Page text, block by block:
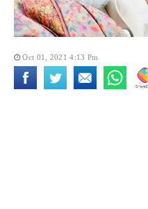
Oct 01, 2021 4:13 Pm